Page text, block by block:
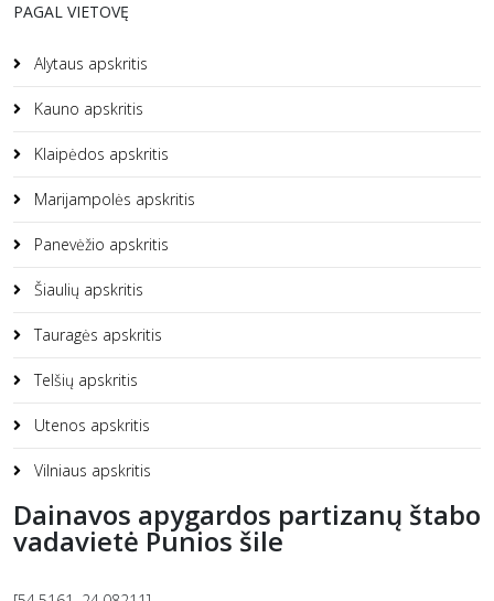
PAGAL VIETOVĘ
Alytaus apskritis
Kauno apskritis
Klaipėdos apskritis
Marijampolės apskritis
Panevėžio apskritis
Šiaulių apskritis
Tauragės apskritis
Telšių apskritis
Utenos apskritis
Vilniaus apskritis
Dainavos apygardos partizanų štabo
vadavietė Punios šile